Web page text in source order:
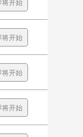
将开始
将开始
将开始
将开始